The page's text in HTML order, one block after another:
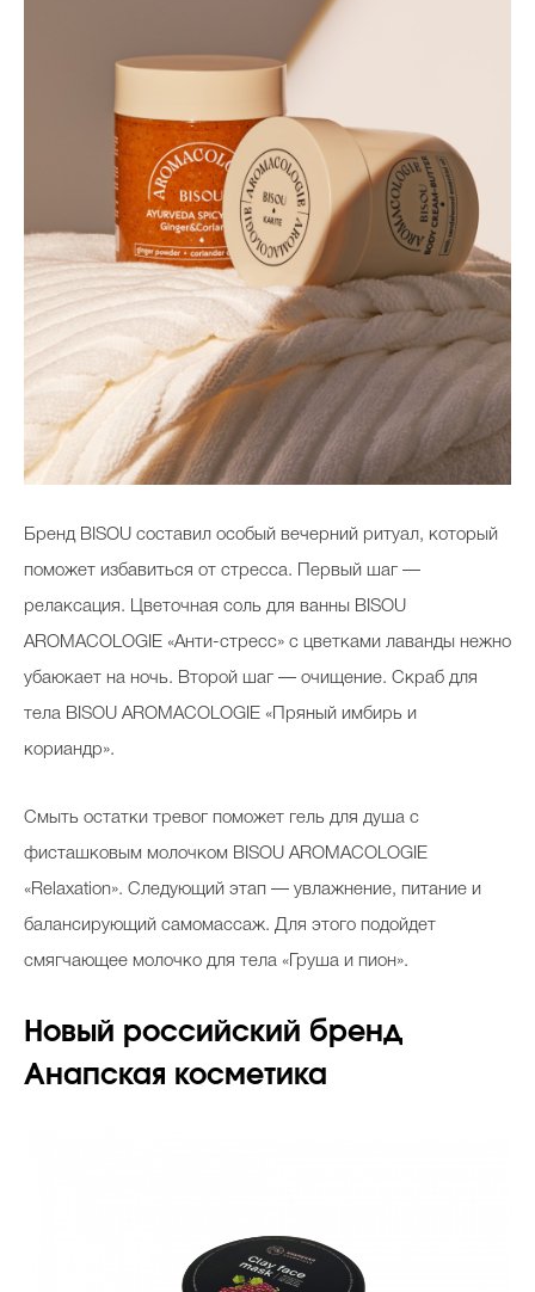
Бренд BISOU составил особый вечерний ритуал, который
поможет избавиться от стресса. Первый шаг —
релаксация. Цветочная соль для ванны BISOU
АROMACOLOGIE «Анти-стресс» с цветками лаванды нежно
убаюкает на ночь. Второй шаг — очищение. Cкраб для
тела BISOU АROMACOLOGIE «Пряный имбирь и
кориандр».
Смыть остатки тревог поможет гель для душа с
фисташковым молочком BISOU АROMACOLOGIE
«Relaxation». Следующий этап — увлажнение, питание и
балансирующий самомассаж. Для этого подойдет
смягчающее молочко для тела «Груша и пион».
Новый российский бренд
Анапская косметика